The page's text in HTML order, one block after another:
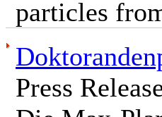
particles
Press